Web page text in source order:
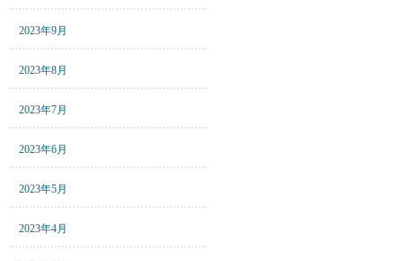
2023年9月
2023年8月
2023年7月
2023年6月
2023年5月
2023年4月